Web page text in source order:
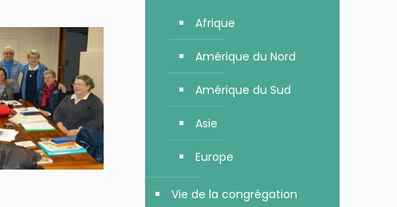
Afrique
Amérique du Nord
Amérique du Sud
Asie
Europe
Vie de la congrégation